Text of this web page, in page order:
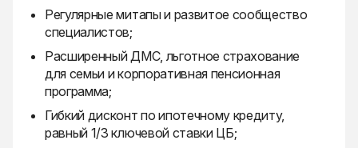
Регулярные митапы и развитое сообщество
специалистов;
Расширенный ДМС, льготное страхование
для семьи и корпоративная пенсионная
программа;
Гибкий дисконт по ипотечному кредиту,
равный 1/3 ключевой ставки ЦБ;